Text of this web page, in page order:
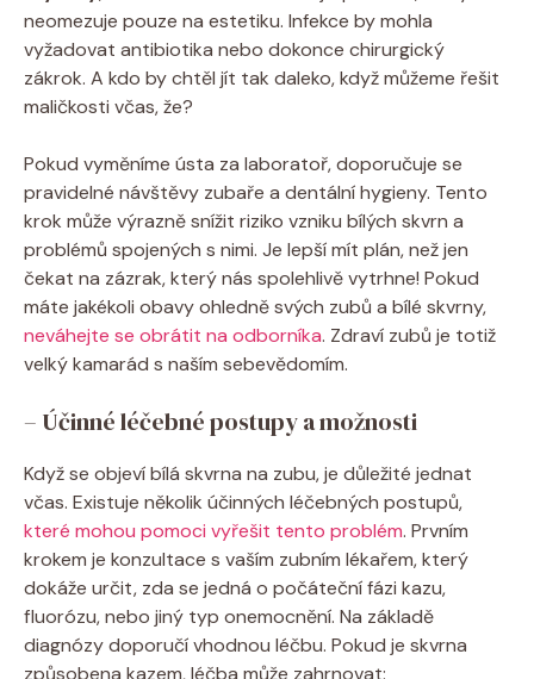
neomezuje pouze na estetiku. Infekce by mohla
vyžadovat antibiotika nebo dokonce chirurgický
zákrok. A kdo by chtěl jít tak daleko, když můžeme řešit
maličkosti včas, že?
Pokud vyměníme ústa za laboratoř, doporučuje se
pravidelné návštěvy zubaře a dentální hygieny. Tento
krok může výrazně snížit riziko vzniku bílých skvrn a
problémů spojených s nimi. Je lepší mít plán, než jen
čekat na zázrak, který nás spolehlivě vytrhne! Pokud
máte jakékoli obavy ohledně svých zubů a bílé skvrny,
neváhejte se obrátit na odborníka. Zdraví zubů je totiž
velký kamarád s naším sebevědomím.
– Účinné léčebné postupy a možnosti
Když se objeví bílá skvrna na zubu, je důležité jednat
včas. Existuje několik účinných léčebných postupů,
které mohou pomoci vyřešit tento problém. Prvním
krokem je konzultace s vaším zubním lékařem, který
dokáže určit, zda se jedná o počáteční fázi kazu,
fluorózu, nebo jiný typ onemocnění. Na základě
diagnózy doporučí vhodnou léčbu. Pokud je skvrna
způsobena kazem, léčba může zahrnovat: